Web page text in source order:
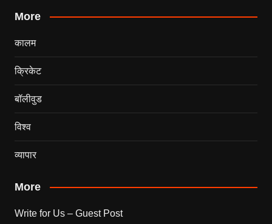
More
कालम
क्रिकेट
बॉलीवुड
विश्व
व्यापार
More
Write for Us – Guest Post